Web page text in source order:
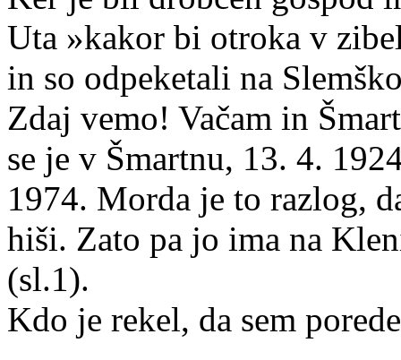
Uta »kakor bi otroka v
in so odpeketali na
Zdaj vemo! Vačam in
se je v Šmartnu, 13. 4.
1974. Morda je to razlog,
hiši. Zato pa jo ima na
(sl.1).
Kdo je rekel, da sem